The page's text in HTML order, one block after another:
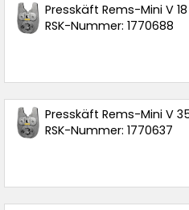
Presskäft Rems-Mini V
RSK-Nummer: 1770688
Presskäft Rems-Mini V
RSK-Nummer: 1770637